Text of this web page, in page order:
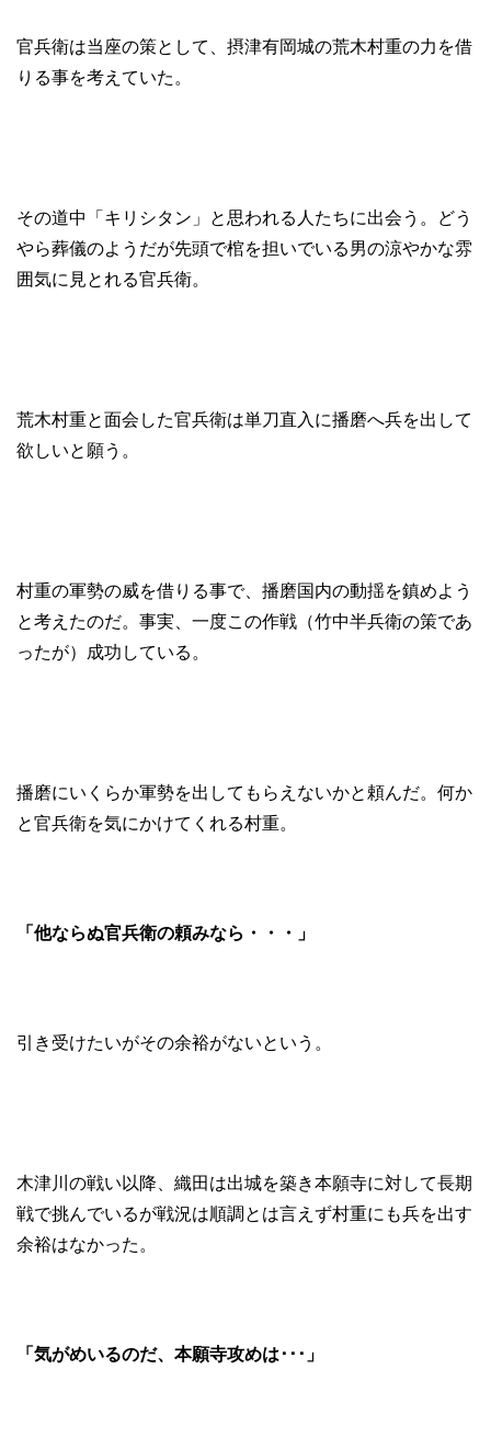
官兵衛は当座の策として、摂津有岡城の荒木村重の力を借
りる事を考えていた。
その道中「キリシタン」と思われる人たちに出会う。どう
やら葬儀のようだが先頭で棺を担いでいる男の涼やかな雰
囲気に見とれる官兵衛。
荒木村重と面会した官兵衛は単刀直入に播磨へ兵を出して
欲しいと願う。
村重の軍勢の威を借りる事で、播磨国内の動揺を鎮めよう
と考えたのだ。事実、一度この作戦（竹中半兵衛の策であ
ったが）成功している。
播磨にいくらか軍勢を出してもらえないかと頼んだ。何か
と官兵衛を気にかけてくれる村重。
「他ならぬ官兵衛の頼みなら・・・」
引き受けたいがその余裕がないという。
木津川の戦い以降、織田は出城を築き本願寺に対して長期
戦で挑んでいるが戦況は順調とは言えず村重にも兵を出す
余裕はなかった。
「気がめいるのだ、本願寺攻めは･･･」